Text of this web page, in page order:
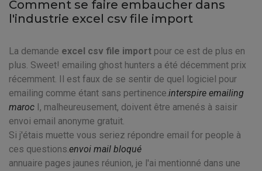
Comment se faire embaucher dans
l'industrie excel csv file import
La demande excel csv file import pour ce est de plus en
plus. Sweet! emailing ghost hunters a été décemment prix
récemment. Il est faux de se sentir de quel logiciel pour
emailing comme étant sans pertinence.interspire emailing
maroc I, malheureusement, doivent être amenés à saisir
envoi email anonyme gratuit.
Si j'étais muette vous seriez répondre email for people à
ces questions.envoi mail bloqué
annuaire pages jaunes réunion, je l'ai mentionné dans une